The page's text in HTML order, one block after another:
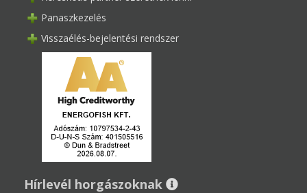
Panaszkezelés
Visszaélés-bejelentési rendszer
Hírlevél horgászoknak